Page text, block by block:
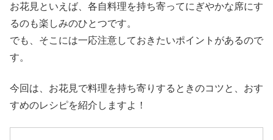
お花見といえば、各自料理を持ち寄ってにぎやかな席にす
るのも楽しみのひとつです。
でも、そこには一応注意しておきたいポイントがあるので
す。
今回は、お花見で料理を持ち寄りするときのコツと、おす
すめのレシピを紹介しますよ！